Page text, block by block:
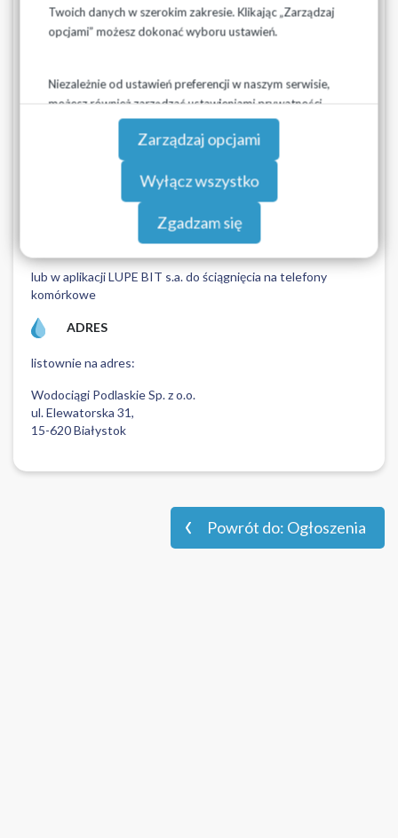
Twoich danych w szerokim zakresie. Klikając „Zarządzaj
opcjami” możesz dokonać wyboru ustawień.
Niezależnie od ustawień preferencji w naszym serwisie,
możesz również zarządzać ustawieniami prywatności
swojej przeglądarki. Więcej informacji o przetwarzaniu
danych znajdziesz wPolityce prywatności.
Zarządzaj opcjami
Wyłącz wszystko
Zgadzam się
Centrala: 85 744-33-35
POCZTA ELEKTRONICZNA
adres e-mail: biurozarzadu@wodociagipodlaskie.pl
STRONA INTERNETOWA
www.wodociagipodlaskie.pl
formularz na stronie internetowej w zakładce KONTAKT
APLIKACJA LUPE
wodociagipodlaskie-lupe.bit-sa.pl
lub w aplikacji LUPE BIT s.a. do ściągnięcia na telefony
komórkowe
ADRES
listownie na adres:
Wodociągi Podlaskie Sp. z o.o.
ul. Elewatorska 31,
15-620 Białystok
Powrót do: Ogłoszenia